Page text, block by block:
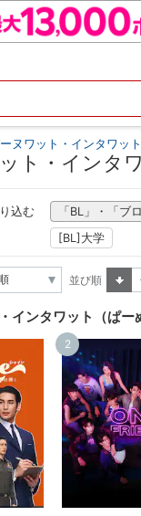
ヌワット・インタワッ
ト・インタ
込む 「BL」・「ブ
[BL]大学
並び順
インタワット（ぱ
2